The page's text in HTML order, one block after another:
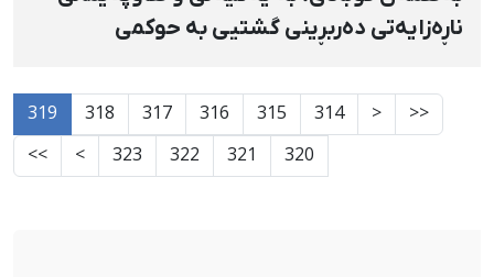
ناڕەزایەتی دەربڕینی گشتیی بە حوکمی
جێبەجێی‌کردنی لەسێدارەدانە نایاساییەکان لە
ئێراندا بگرین
<<
<
314
315
316
317
318
319
320
321
322
323
>
>>